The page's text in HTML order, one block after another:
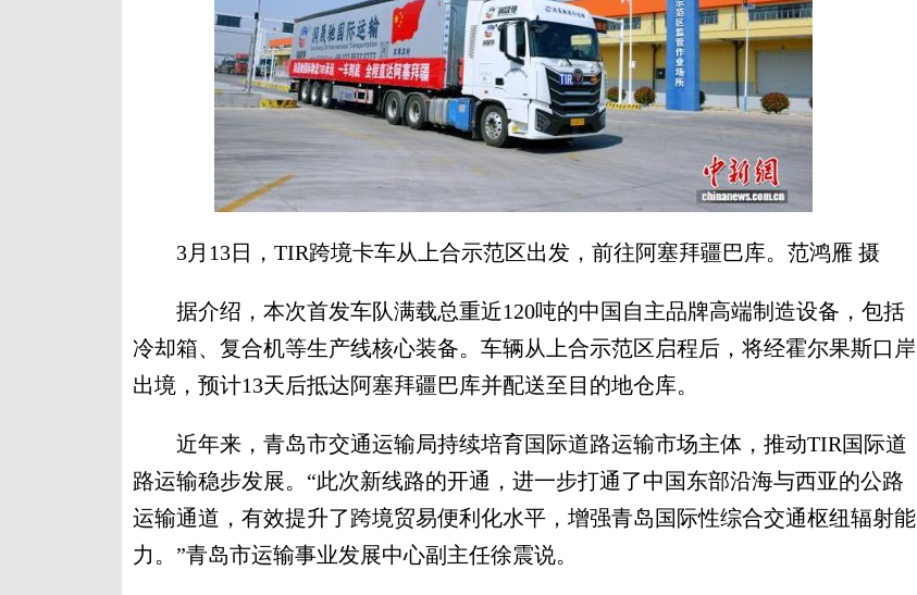
3月13日，TIR跨境卡车从上合示范区出发，前往阿塞拜疆巴库。范鸿雁 摄
据介绍，本次首发车队满载总重近120吨的中国自主品牌高端制造设备，包括
冷却箱、复合机等生产线核心装备。车辆从上合示范区启程后，将经霍尔果斯口岸
出境，预计13天后抵达阿塞拜疆巴库并配送至目的地仓库。
近年来，青岛市交通运输局持续培育国际道路运输市场主体，推动TIR国际道
路运输稳步发展。“此次新线路的开通，进一步打通了中国东部沿海与西亚的公路
运输通道，有效提升了跨境贸易便利化水平，增强青岛国际性综合交通枢纽辐射能
力。”青岛市运输事业发展中心副主任徐震说。